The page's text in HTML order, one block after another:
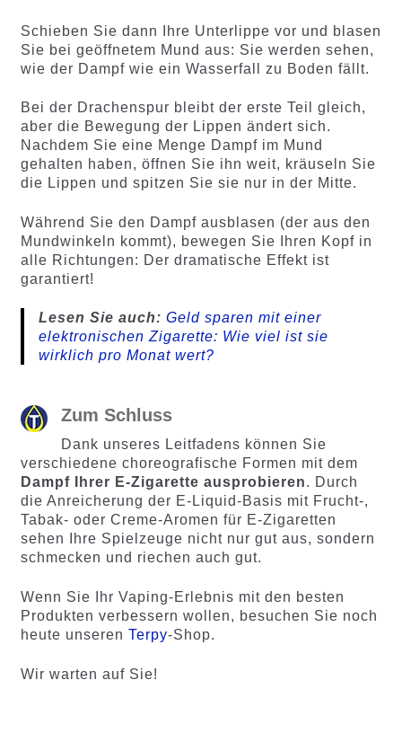
Schieben Sie dann Ihre Unterlippe vor und blasen
Sie bei geöffnetem Mund aus: Sie werden sehen,
wie der Dampf wie ein Wasserfall zu Boden fällt.
Bei der Drachenspur bleibt der erste Teil gleich,
aber die Bewegung der Lippen ändert sich.
Nachdem Sie eine Menge Dampf im Mund
gehalten haben, öffnen Sie ihn weit, kräuseln Sie
die Lippen und spitzen Sie sie nur in der Mitte.
Während Sie den Dampf ausblasen (der aus den
Mundwinkeln kommt), bewegen Sie Ihren Kopf in
alle Richtungen: Der dramatische Effekt ist
garantiert!
Lesen Sie auch: Geld sparen mit einer
elektronischen Zigarette: Wie viel ist sie
wirklich pro Monat wert?
Zum Schluss
Dank unseres Leitfadens können Sie
verschiedene choreografische Formen mit dem
Dampf Ihrer E-Zigarette ausprobieren. Durch
die Anreicherung der E-Liquid-Basis mit Frucht-,
Tabak- oder Creme-Aromen für E-Zigaretten
sehen Ihre Spielzeuge nicht nur gut aus, sondern
schmecken und riechen auch gut.
Wenn Sie Ihr Vaping-Erlebnis mit den besten
Produkten verbessern wollen, besuchen Sie noch
heute unseren Terpy-Shop.
Wir warten auf Sie!